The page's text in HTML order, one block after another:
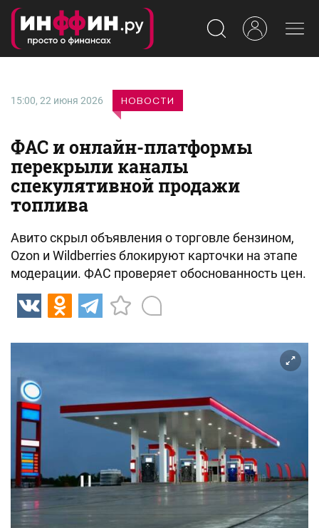
15:00, 22 июня 2026 НОВОСТИ
ФАС и онлайн-платформы
перекрыли каналы
спекулятивной продажи
топлива
Авито скрыл объявления о торговле бензином,
Ozon и Wildberries блокируют карточки на этапе
модерации. ФАС проверяет обоснованность цен.